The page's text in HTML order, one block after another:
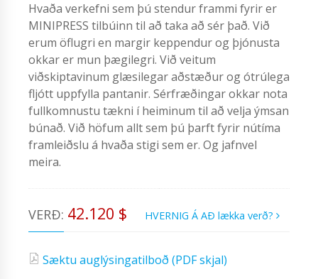
Hvaða verkefni sem þú stendur frammi fyrir er
MINIPRESS tilbúinn til að taka að sér það. Við
erum öflugri en margir keppendur og þjónusta
okkar er mun þægilegri. Við veitum
viðskiptavinum glæsilegar aðstæður og ótrúlega
fljótt uppfylla pantanir. Sérfræðingar okkar nota
fullkomnustu tækni í heiminum til að velja ýmsan
búnað. Við höfum allt sem þú þarft fyrir nútíma
framleiðslu á hvaða stigi sem er. Og jafnvel
meira.
VERÐ: 42.120 $ HVERNIG Á AÐ lækka verð?
Sæktu auglýsingatilboð (PDF skjal)